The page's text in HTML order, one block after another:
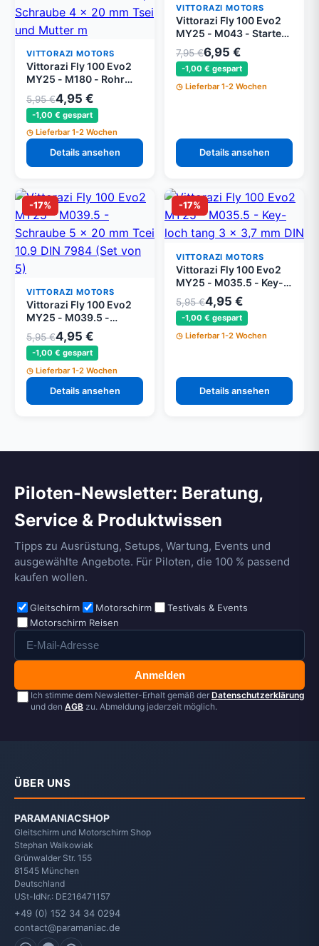
VITTORAZI MOTORS
Vittorazi Fly 100 Evo2
MY25 - M180 - Rohr
Halteklemme 08/12 mm,
Schraube 4 x 20 mm
Tsei und Mutter mit
Flansch M4
5,95 €4,95 €
-1,00 € gespart
Lieferbar 1-2 Wochen
Details ansehen
VITTORAZI MOTORS
Vittorazi Fly 100 Evo2
MY25 - M043 - Starter
Seil 2,20 Meter
7,95 €6,95 €
-1,00 € gespart
Lieferbar 1-2 Wochen
Details ansehen
-17%
VITTORAZI MOTORS
Vittorazi Fly 100 Evo2
MY25 - M039.5 -
Schraube 5 x 20 mm
Tcei 10.9 DIN 7984 (Set
von 5)
5,95 €4,95 €
-1,00 € gespart
Lieferbar 1-2 Wochen
Details ansehen
-17%
VITTORAZI MOTORS
Vittorazi Fly 100 Evo2
MY25 - M035.5 - Key-
loch tang 3 x 3,7 mm
DIN 6888 (Set von 5)
5,95 €4,95 €
-1,00 € gespart
Lieferbar 1-2 Wochen
Details ansehen
Piloten-Newsletter: Beratung,
Service & Produktwissen
Tipps zu Ausrüstung, Setups, Wartung, Events und
ausgewählte Angebote. Für Piloten, die 100 % passend
kaufen wollen.
Gleitschirm Motorschirm
Testivals & Events
Motorschirm Reisen
Anmelden
Ich stimme dem Newsletter-Erhalt gemäß der Datenschutzerklärung
und den AGB zu. Abmeldung jederzeit möglich.
ÜBER UNS
PARAMANIACSHOP
Gleitschirm und Motorschirm Shop
Stephan Walkowiak
Grünwalder Str. 155
81545 München
Deutschland
USt-IdNr.: DE216471157
+49 (0) 152 34 34 0294
contact@paramaniac.de